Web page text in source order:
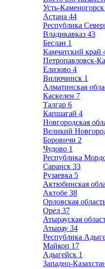
Усть-Каменогорск
Астана 44
Республика
Владикавказ 43
Беслан 1
Камчатский край
Петропавловск-
Елизово 4
Вилючинск 1
Алматинская
Каскелен 7
Талгар 6
Капшагай 4
Новгородская
Великий
Боровичи 2
Чудово 1
Республика
Саранск 33
Рузаевка 5
Актюбинская
Актобе 38
Орловская
Орел 37
Атырауская
Атырау 34
Республика
Майкоп 17
Адыгейск 1
Западно-